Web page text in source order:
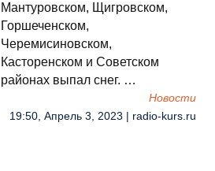
Мантуровском, Щигровском,
Горшеченском,
Черемисиновском,
Касторенском и Советском
районах выпал снег. …
Новости
19:50, Апрель 3, 2023 | radio-kurs.ru